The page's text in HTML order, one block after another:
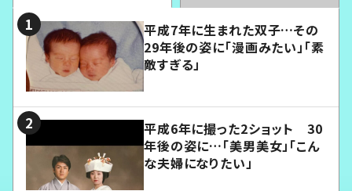
平成7年に生まれた双子…その
29年後の姿に「漫画みたい」「素
敵すぎる」
平成6年に撮った2ショット 30
年後の姿に…「美男美女」「こん
な夫婦になりたい」